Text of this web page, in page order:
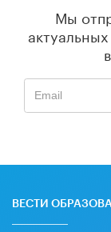
Мы
ВЕСТИ